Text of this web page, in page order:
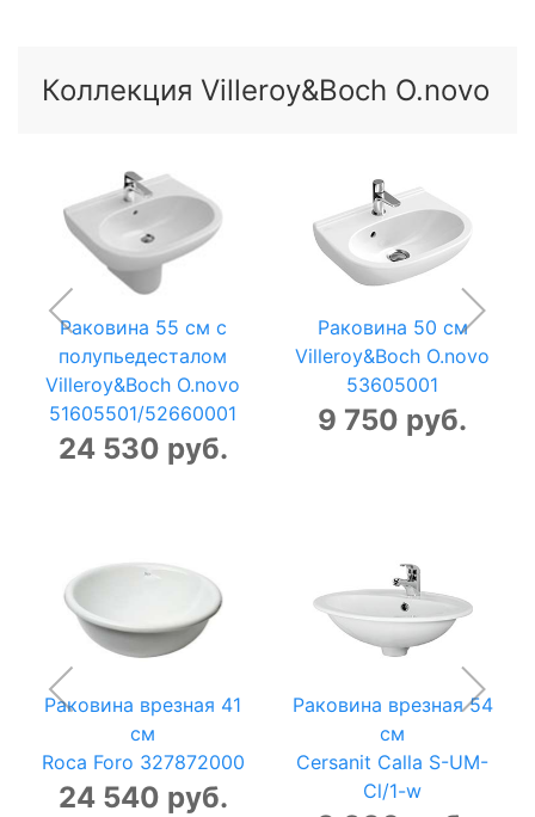
Коллекция Villeroy&Boch O.novo
Раковина 55 см с
полупьедесталом
Villeroy&Boch O.novo
51605501/52660001
24 530 руб.
Раковина 50 см
Villeroy&Boch O.novo
53605001
9 750 руб.
Раковина врезная 41
см
Roca Foro 327872000
24 540 руб.
Раковина врезная 54
см
Cersanit Calla S-UM-
Cl/1-w